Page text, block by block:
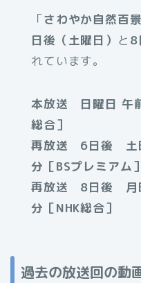
「さわやか自然百景
日後（土曜日） と 8
れています。
本放送 日曜日 午
総合］
再放送 6日後 土
分［BSプレミアム］
再放送 8日後 月
分［NHK総合］
過去の放送回の動